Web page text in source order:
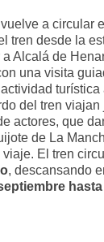
a circular
tren desde la
Alcalá de
una visita
del tren viajan
actores, que
de La
El tren
, descansando